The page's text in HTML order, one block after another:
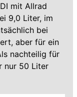
mit Allrad
9,0 Liter, im
bei
aber für ein
nachteilig für
nur 50 Liter